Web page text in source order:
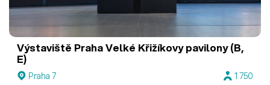
Výstaviště PrahaVelké Křižíkovy pavilony (B,
E)
Praha 7
1 750